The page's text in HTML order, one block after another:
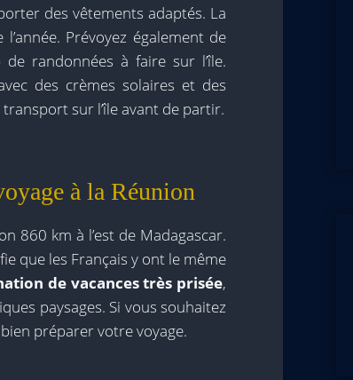
des vêtements adaptés. La
Prévoyez également de
randonnées à faire sur l’île.
des crèmes solaires et des
sur l’île avant de partir.
à la Réunion
860 km à l’est de Madagascar.
que les Français y ont le même
de vacances très prisée,
paysages. Si vous souhaitez
préparer votre voyage.